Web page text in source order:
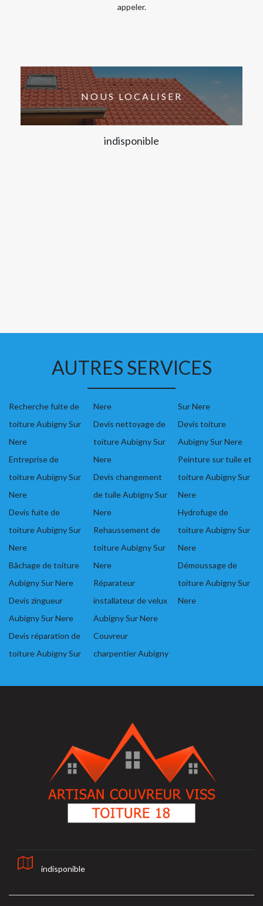
appeler.
NOUS LOCALISER
indisponible
AUTRES SERVICES
Recherche fuite de
toiture Aubigny Sur
Nere
Entreprise de
toiture Aubigny Sur
Nere
Devis fuite de
toiture Aubigny Sur
Nere
Bâchage de toiture
Aubigny Sur Nere
Devis zingueur
Aubigny Sur Nere
Devis réparation de
toiture Aubigny Sur
Nere
Devis nettoyage de
toiture Aubigny Sur
Nere
Devis changement
de tuile Aubigny Sur
Nere
Rehaussement de
toiture Aubigny Sur
Nere
Réparateur
installateur de velux
Aubigny Sur Nere
Couvreur
charpentier Aubigny
Sur Nere
Devis toiture
Aubigny Sur Nere
Peinture sur tuile et
toiture Aubigny Sur
Nere
Hydrofuge de
toiture Aubigny Sur
Nere
Démoussage de
toiture Aubigny Sur
Nere
indisponible